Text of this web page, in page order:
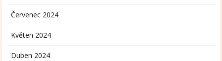
Červenec 2024
Květen 2024
Duben 2024